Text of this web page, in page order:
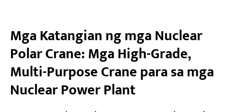
Mga Katangian ng mga Nuclear
Polar Crane: Mga High-Grade,
Multi-Purpose Crane para sa mga
Nuclear Power Plant